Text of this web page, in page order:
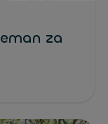
za